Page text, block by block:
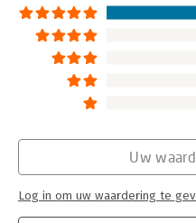
Hoofdrubriek:
Uw
Log in om uw waardering te